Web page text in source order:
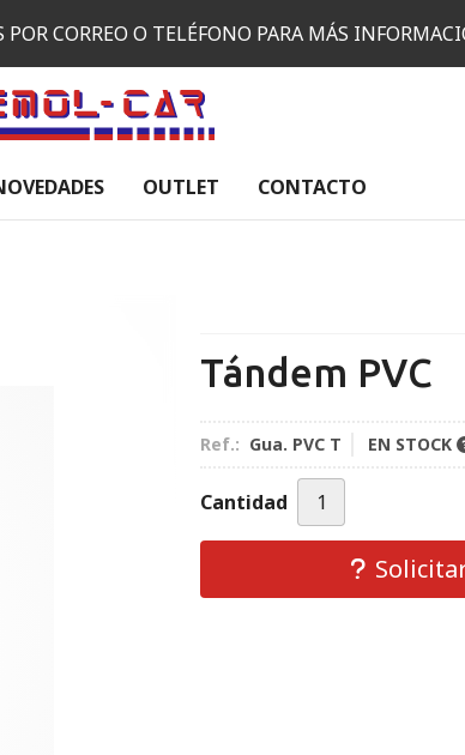
CORREO O TELÉFONO PARA MÁS
OUTLET CONTACTO
Tándem PVC
Ref.: Gua. PVC T EN STOCK
Cantidad